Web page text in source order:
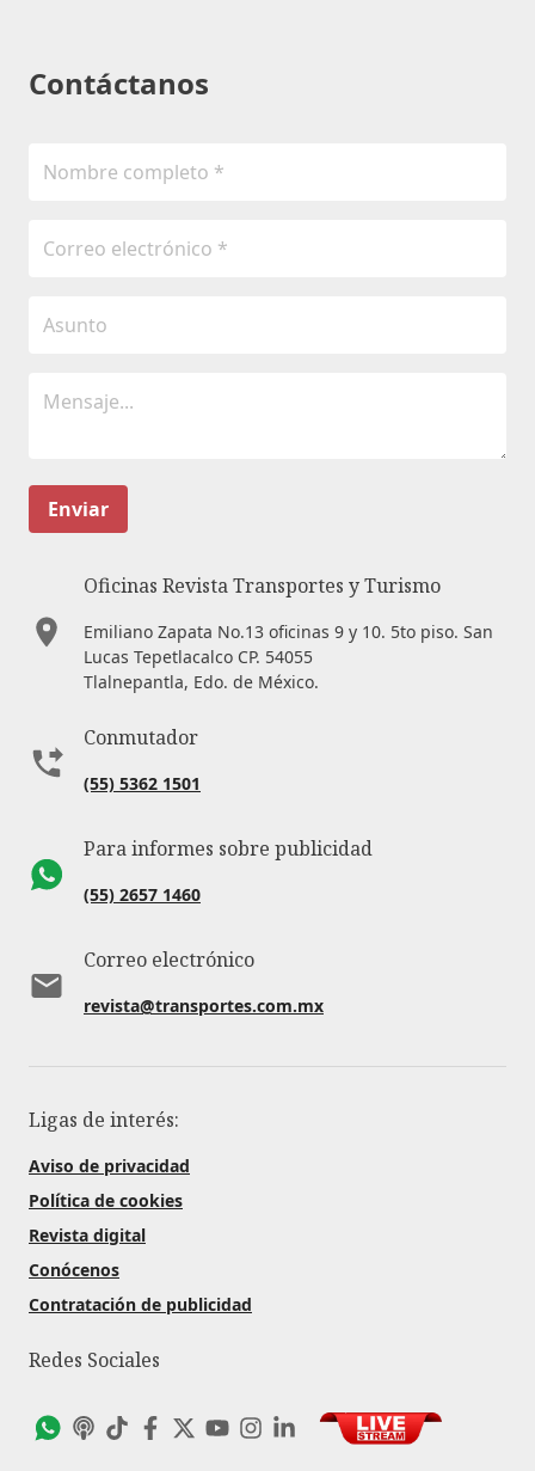
Contáctanos
Enviar
Oficinas Revista Transportes y Turismo
Emiliano Zapata No.13 oficinas 9 y 10. 5to piso. San
Lucas Tepetlacalco CP. 54055
Tlalnepantla, Edo. de México.
Conmutador
(55) 5362 1501
Para informes sobre publicidad
(55) 2657 1460
Correo electrónico
revista@transportes.com.mx
Ligas de interés:
Aviso de privacidad
Política de cookies
Revista digital
Conócenos
Contratación de publicidad
Redes Sociales